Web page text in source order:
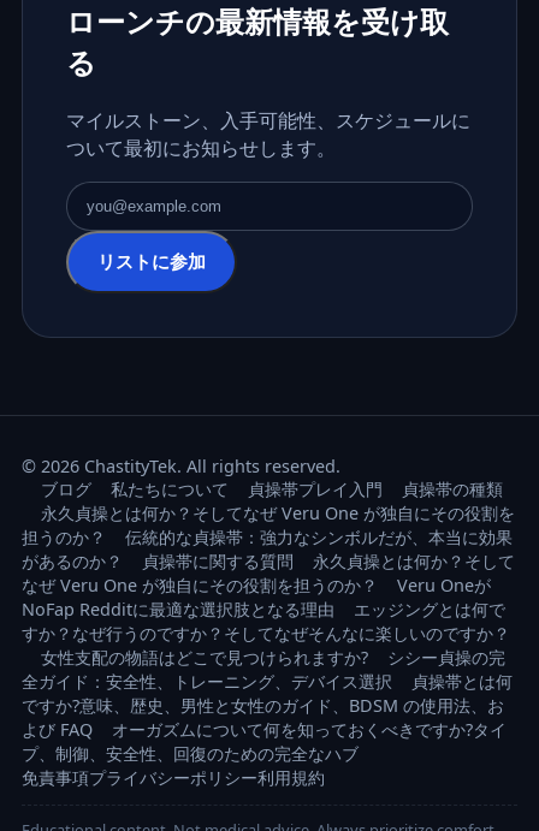
ローンチの最新情報を受け取
る
マイルストーン、入手可能性、スケジュールに
ついて最初にお知らせします。
メールアドレス
リストに参加
© 2026 ChastityTek. All rights reserved.
ブログ
私たちについて 貞操帯プレイ入門
貞操帯の種類
永久貞操とは何か？そしてなぜ Veru One が独自にその役割を
担うのか？
伝統的な貞操帯：強力なシンボルだが、本当に効果
があるのか？
貞操帯に関する質問
永久貞操とは何か？そして
なぜ Veru One が独自にその役割を担うのか？
Veru Oneが
NoFap Redditに最適な選択肢となる理由
エッジングとは何で
すか？なぜ行うのですか？そしてなぜそんなに楽しいのですか？
女性支配の物語はどこで見つけられますか?
シシー貞操の完
全ガイド：安全性、トレーニング、デバイス選択
貞操帯とは何
ですか?意味、歴史、男性と女性のガイド、BDSM の使用法、お
よび FAQ
オーガズムについて何を知っておくべきですか?タイ
プ、制御、安全性、回復のための完全なハブ
免責事項プライバシーポリシー利用規約